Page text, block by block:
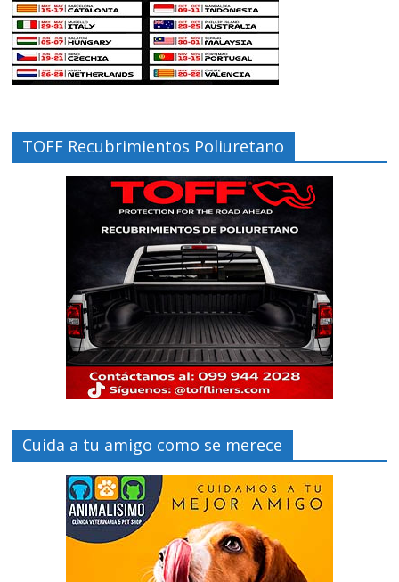
TOFF Recubrimientos Poliuretano
Cuida a tu amigo como se merece